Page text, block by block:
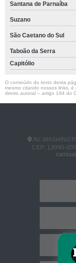
Santana de Parnaíba
Suzano
São Caetano do Sul
Taboão da Serra
Capitólio
O conteúdo do texto desta
mesmo citando nossos links,
direito autoral – artigo 184 do
AV.
CEP: 13990-000